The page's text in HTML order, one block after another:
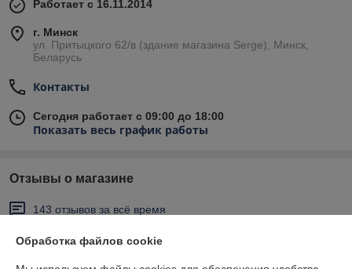
Работает с 16.11.2014
г. Минск
ул. Притыцкого 62/в (здание магазина Serge), Минск,
Беларусь
Контакты
Сегодня работает с 09:00 до 18:00
Показать весь график работы
Отзывы о магазине
143 отзывов за всё время
Покупатель
Отлично
Обработка файлов cookie